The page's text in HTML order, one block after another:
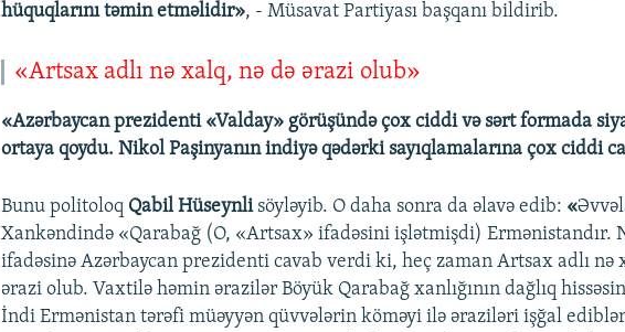
hüquqlarını təmin etməlidir», - Müsavat Partiyası başqanı bildirib.
«Artsax adlı nə xalq, nə də ərazi olub»
«Azərbaycan prezidenti «Valday» görüşündə çox ciddi və sərt formada
ortaya qoydu. Nikol Paşinyanın indiyə qədərki sayıqlamalarına çox ciddi
Bunu politoloq Qabil Hüseynlisöyləyib. O daha sonra da əlavə edib: «
Xankəndində «Qarabağ (O, «Artsax» ifadəsini işlətmişdi) Ermənistandır.
ifadəsinə Azərbaycan prezidenti cavab verdi ki, heç zaman Artsax adlı nə
ərazi olub. Vaxtilə həmin ərazilər Böyük Qarabağ xanlığının dağlıq
İndi Ermənistan tərəfi müəyyən qüvvələrin köməyi ilə əraziləri işğal